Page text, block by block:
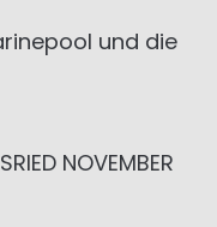
und die
NOVEMBER